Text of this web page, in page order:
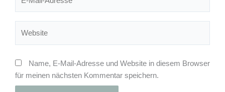
Mail-
Name, E-Mail-Adresse und Website in diesem Browser
für meinen nächsten Kommentar speichern.